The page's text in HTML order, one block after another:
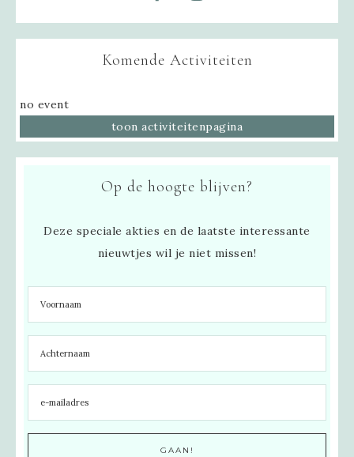
Komende Activiteiten
no event
toon activiteitenpagina
Op de hoogte blijven?
Deze speciale akties en de laatste interessante
nieuwtjes wil je niet missen!